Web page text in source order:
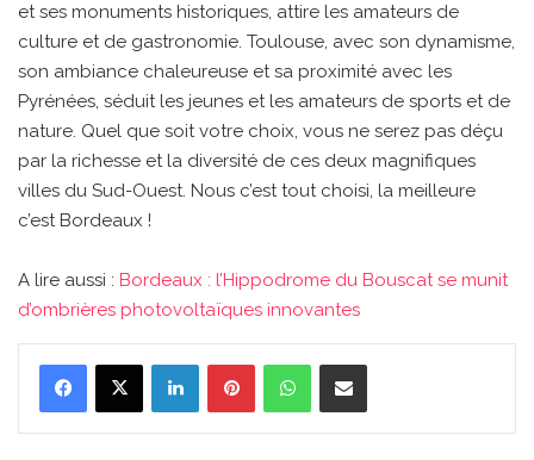
et ses monuments historiques, attire les amateurs de
culture et de gastronomie. Toulouse, avec son dynamisme,
son ambiance chaleureuse et sa proximité avec les
Pyrénées, séduit les jeunes et les amateurs de sports et de
nature. Quel que soit votre choix, vous ne serez pas déçu
par la richesse et la diversité de ces deux magnifiques
villes du Sud-Ouest. Nous c’est tout choisi, la meilleure
c’est Bordeaux !
A lire aussi : Bordeaux : l’Hippodrome du Bouscat se munit
d’ombrières photovoltaïques innovantes
LinkedinPinterestWhatsAppPartager par email